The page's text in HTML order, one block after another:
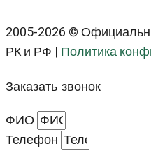
2005-2026 ©
РК и РФ |Политика
Заказать звонок
ФИО
Телефон